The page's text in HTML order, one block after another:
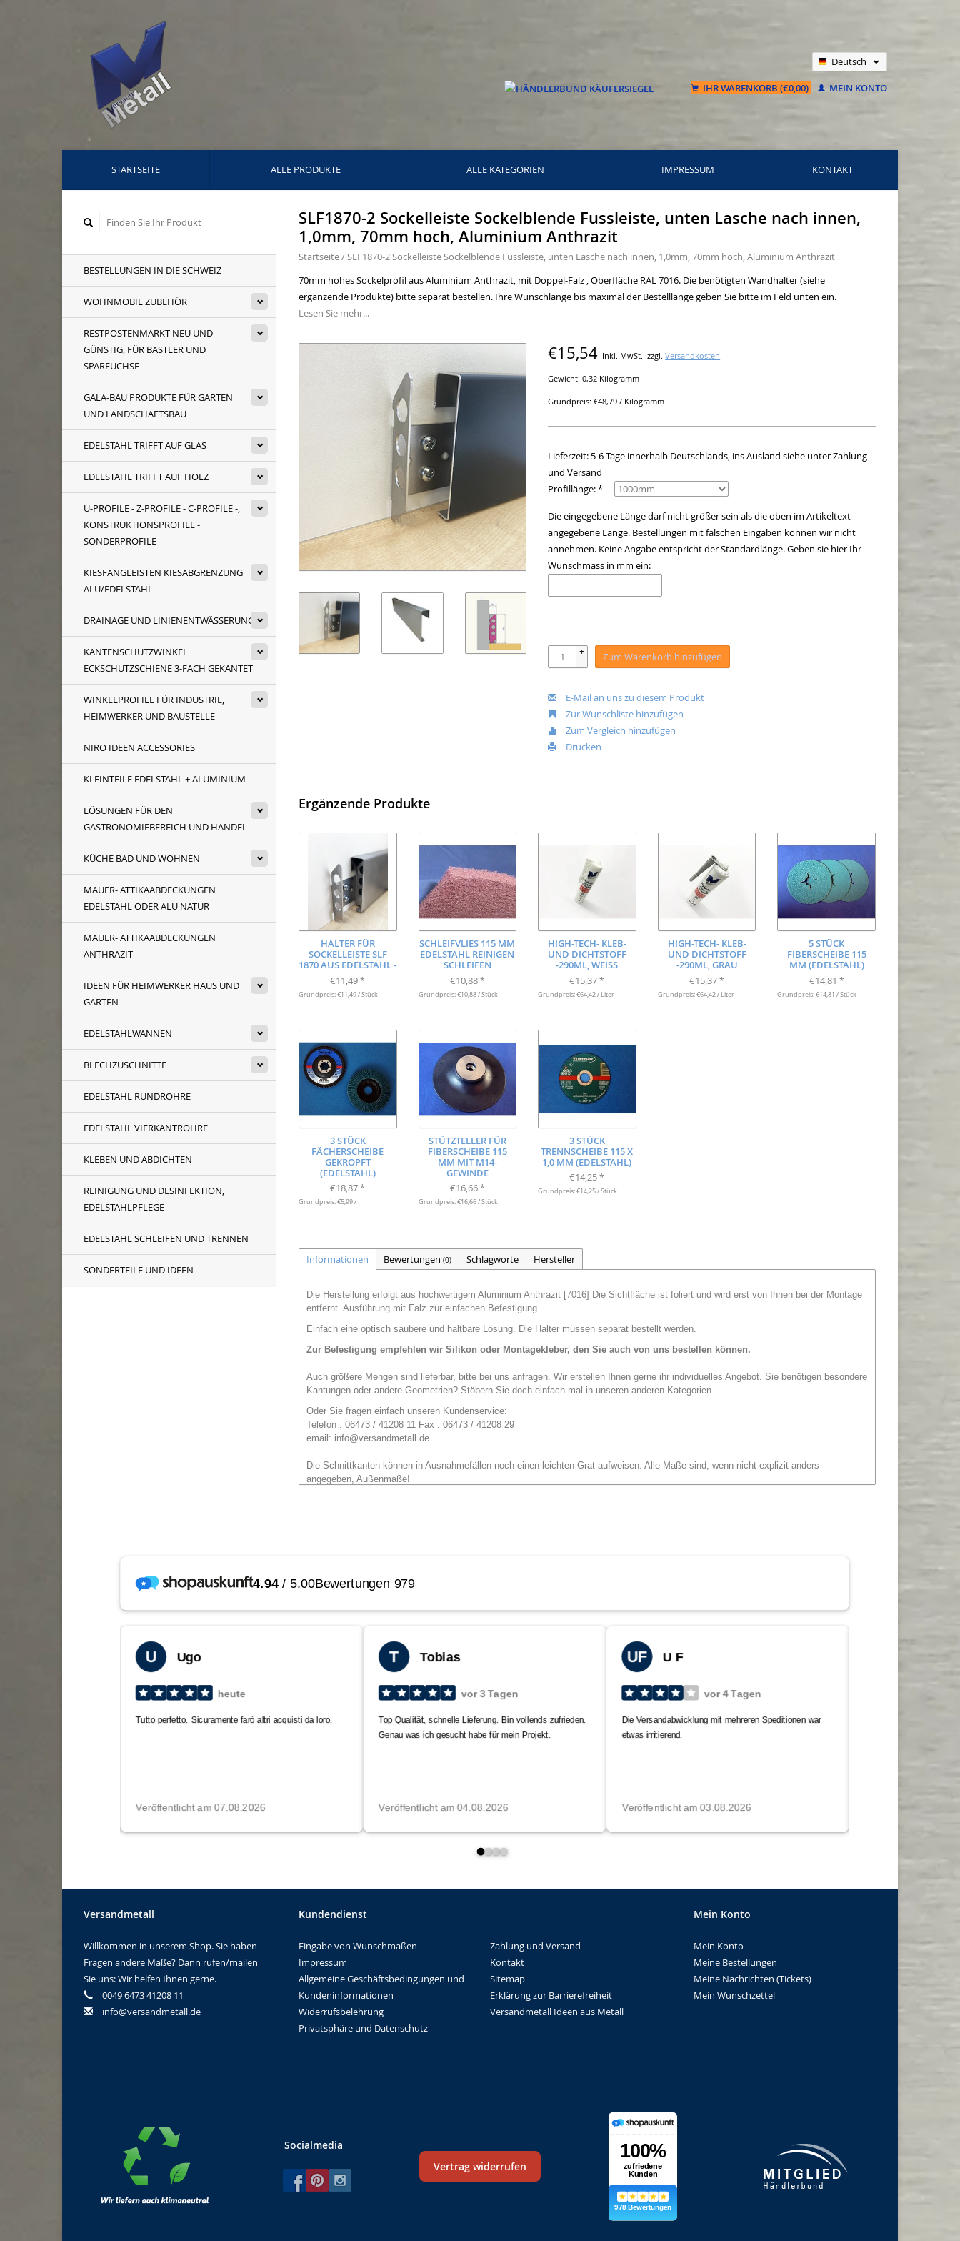
Deutsch
Français
IHR WARENKORB (€0,00) MEIN KONTO
STARTSEITE ALLE PRODUKTE ALLE KATEGORIEN IMPRESSUM KONTAKT
BESTELLUNGEN IN DIE SCHWEIZ
WOHNMOBIL ZUBEHÖR
RESTPOSTENMARKT NEU UND
GÜNSTIG, FÜR BASTLER UND
SPARFÜCHSE
GALA-BAU PRODUKTE FÜR GARTEN
UND LANDSCHAFTSBAU
EDELSTAHL TRIFFT AUF GLAS
EDELSTAHL TRIFFT AUF HOLZ
U-PROFILE - Z-PROFILE - C-PROFILE -,
KONSTRUKTIONSPROFILE -
SONDERPROFILE
KIESFANGLEISTEN KIESABGRENZUNG
ALU/EDELSTAHL
DRAINAGE UND LINIENENTWÄSSERUNG
KANTENSCHUTZWINKEL
ECKSCHUTZSCHIENE 3-FACH GEKANTET
WINKELPROFILE FÜR INDUSTRIE,
HEIMWERKER UND BAUSTELLE
NIRO IDEEN ACCESSORIES
KLEINTEILE EDELSTAHL + ALUMINIUM
LÖSUNGEN FÜR DEN
GASTRONOMIEBEREICH UND HANDEL
KÜCHE BAD UND WOHNEN
MAUER- ATTIKAABDECKUNGEN
EDELSTAHL ODER ALU NATUR
MAUER- ATTIKAABDECKUNGEN
ANTHRAZIT
IDEEN FÜR HEIMWERKER HAUS UND
GARTEN
EDELSTAHLWANNEN
BLECHZUSCHNITTE
EDELSTAHL RUNDROHRE
EDELSTAHL VIERKANTROHRE
KLEBEN UND ABDICHTEN
REINIGUNG UND DESINFEKTION,
EDELSTAHLPFLEGE
EDELSTAHL SCHLEIFEN UND TRENNEN
SONDERTEILE UND IDEEN
SLF1870-2 Sockelleiste Sockelblende Fussleiste, unten Lasche nach innen,
1,0mm, 70mm hoch, Aluminium Anthrazit
Startseite/SLF1870-2 Sockelleiste Sockelblende Fussleiste, unten Lasche nach innen, 1,0mm, 70mm hoch, Aluminium Anthrazit
70mm hohes Sockelprofil aus Aluminium Anthrazit, mit Doppel-Falz , Oberfläche RAL 7016. Die benötigten Wandhalter (siehe
ergänzende Produkte) bitte separat bestellen. Ihre Wunschlänge bis maximal der Bestelllänge geben Sie bitte im Feld unten ein.
Lesen Sie mehr...
€15,54 Inkl. MwSt. zzgl.Versandkosten
Gewicht: 0,32 Kilogramm
Grundpreis: €48,79 / Kilogramm
Lieferzeit: 5-6 Tage innerhalb Deutschlands, ins Ausland siehe unter Zahlung
und Versand
Profillänge: *
Die eingegebene Länge darf nicht größer sein als die oben im Artikeltext
angegebene Länge. Bestellungen mit falschen Eingaben können wir nicht
annehmen. Keine Angabe entspricht der Standardlänge. Geben sie hier Ihr
Wunschmass in mm ein:
+
- Zum Warenkorb hinzufügen
E-Mail an uns zu diesem Produkt
Zur Wunschliste hinzufügen
Zum Vergleich hinzufügen
Drucken
Ergänzende Produkte
HALTER FÜR
SOCKELLEISTE SLF
1870 AUS EDELSTAHL -
€11,49*
Grundpreis: €11,49 / Stück
SCHLEIFVLIES 115 MM
EDELSTAHL REINIGEN
SCHLEIFEN
€10,88 *
Grundpreis: €10,88 / Stück
HIGH-TECH- KLEB-
UND DICHTSTOFF
-290ML, WEISS
€15,37*
Grundpreis: €64,42 / Liter
HIGH-TECH- KLEB-
UND DICHTSTOFF
-290ML, GRAU
€15,37*
Grundpreis: €64,42 / Liter
5 STÜCK
FIBERSCHEIBE 115
MM (EDELSTAHL)
€14,81 *
Grundpreis: €14,81 / Stück
3 STÜCK
FÄCHERSCHEIBE
GEKRÖPFT
(EDELSTAHL)
€18,87*
Grundpreis: €5,99 /
STÜTZTELLER FÜR
FIBERSCHEIBE 115
MM MIT M14-
GEWINDE
€16,66 *
Grundpreis: €16,66 / Stück
3 STÜCK
TRENNSCHEIBE 115 X
1,0 MM (EDELSTAHL)
€14,25*
Grundpreis: €14,25 / Stück
Informationen Bewertungen (0) Schlagworte Hersteller
Die Herstellung erfolgt aus hochwertigem Aluminium Anthrazit [7016] Die Sichtfläche ist foliert und wird erst von Ihnen bei der Montage
entfernt. Ausführung mit Falz zur einfachen Befestigung.
Einfach eine optisch saubere und haltbare Lösung. Die Halter müssen separat bestellt werden.
Zur Befestigung empfehlen wir Silikon oder Montagekleber, den Sie auch von uns bestellen können.
Auch größere Mengen sind lieferbar, bitte bei uns anfragen. Wir erstellen Ihnen gerne ihr individuelles Angebot. Sie benötigen besondere
Kantungen oder andere Geometrien? Stöbern Sie doch einfach mal in unseren anderen Kategorien.
Oder Sie fragen einfach unseren Kundenservice:
Telefon : 06473 / 41208 11 Fax : 06473 / 41208 29
email: info@versandmetall.de
Die Schnittkanten können in Ausnahmefällen noch einen leichten Grat aufweisen. Alle Maße sind, wenn nicht explizit anders
angegeben, Außenmaße!
Versandmetall
Willkommen in unserem Shop. Sie haben
Fragen andere Maße? Dann rufen/mailen
Sie uns: Wir helfen Ihnen gerne.
0049 6473 41208 11
info@versandmetall.de
Kundendienst
Eingabe von Wunschmaßen
Impressum
Allgemeine Geschäftsbedingungen und
Kundeninformationen
Widerrufsbelehrung
Privatsphäre und Datenschutz
Zahlung und Versand
Kontakt
Sitemap
Erklärung zur Barrierefreiheit
Versandmetall Ideen aus Metall
Mein Konto
Mein Konto
Meine Bestellungen
Meine Nachrichten (Tickets)
Mein Wunschzettel
Socialmedia
Vertrag widerrufen